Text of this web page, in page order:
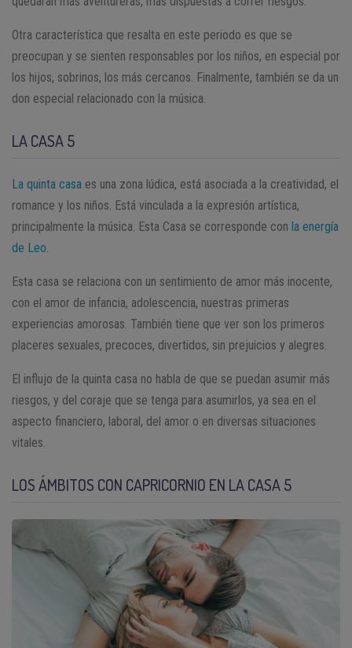
Otra característica que resalta en este periodo es que se
preocupan y se sienten responsables por los niños, en especial por
los hijos, sobrinos, los más cercanos. Finalmente, también se da un
don especial relacionado con la música.
LA CASA 5
La quinta casa es una zona lúdica, está asociada a la creatividad, el
romance y los niños. Está vinculada a la expresión artística,
principalmente la música. Esta Casa se corresponde con la energía
de Leo.
Esta casa se relaciona con un sentimiento de amor más inocente,
con el amor de infancia, adolescencia, nuestras primeras
experiencias amorosas. También tiene que ver son los primeros
placeres sexuales, precoces, divertidos, sin prejuicios y alegres.
El influjo de la quinta casa no habla de que se puedan asumir más
riesgos, y del coraje que se tenga para asumirlos, ya sea en el
aspecto financiero, laboral, del amor o en diversas situaciones
vitales.
LOS ÁMBITOS CON CAPRICORNIO EN LA CASA 5